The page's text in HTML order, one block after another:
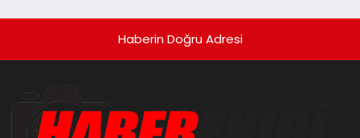
Haberin Doğru Adresi